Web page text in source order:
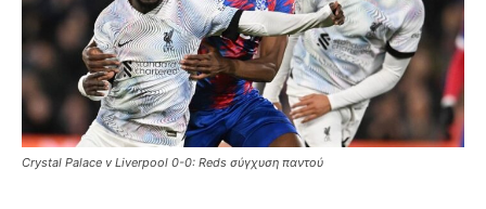
Crystal Palace v Liverpool 0-0: Reds σύγχυση παντού